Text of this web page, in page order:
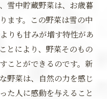
雪中貯蔵野菜は、お歳暮
ます。この野菜は雪の中
りも甘みが増す特性があ
とにより、野菜そのもの
ことができるのです。新
野菜は、自然の力を感じ
た人に感動を与えること